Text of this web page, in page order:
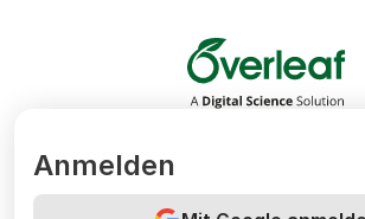
Overleaf
Anmelden